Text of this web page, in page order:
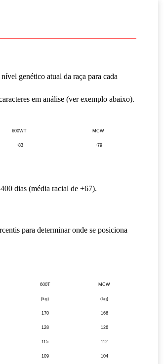
genético atual da raça para cada
em análise (ver exemplo abaixo).
600WT MCW
+83 +79
dias (média racial de +67).
para determinar onde se posiciona
600T MCW
(kg) (kg)
170 166
128 126
115 112
109 104